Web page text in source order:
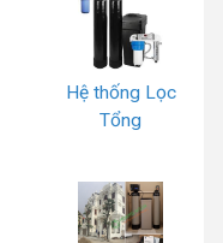
Hệ thống Lọc
Tổng